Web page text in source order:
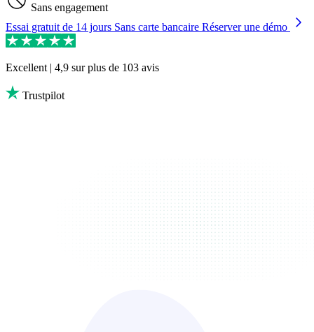
Sans engagement
Essai gratuit de 14 jours Sans carte bancaire Réserver une démo
Excellent | 4,9 sur plus de 103 avis
Trustpilot